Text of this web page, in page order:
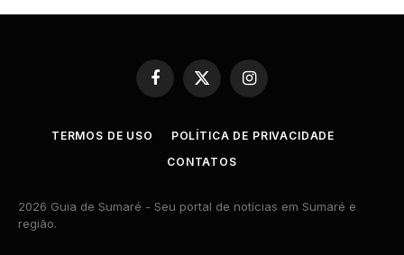
Facebook
X
Instagram
TERMOS DE USO
POLÍTICA DE PRIVACIDADE
CONTATOS
2026 Guia de Sumaré - Seu portal de notícias em Sumaré e
região.